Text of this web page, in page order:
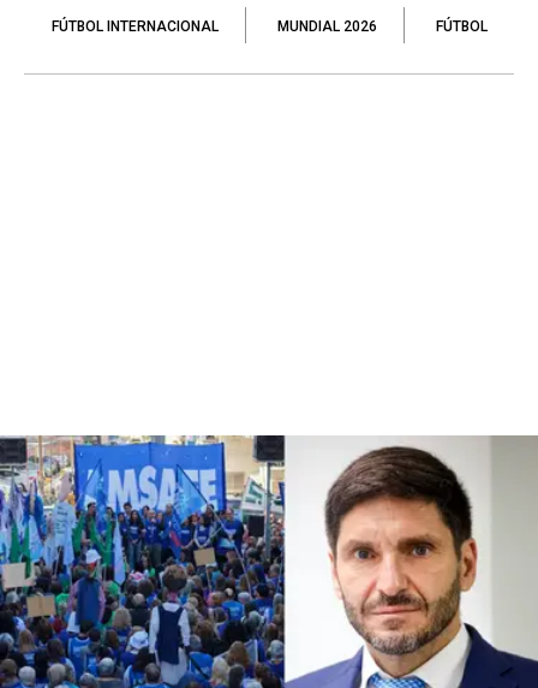
FÚTBOL INTERNACIONAL MUNDIAL 2026 FÚTBOL